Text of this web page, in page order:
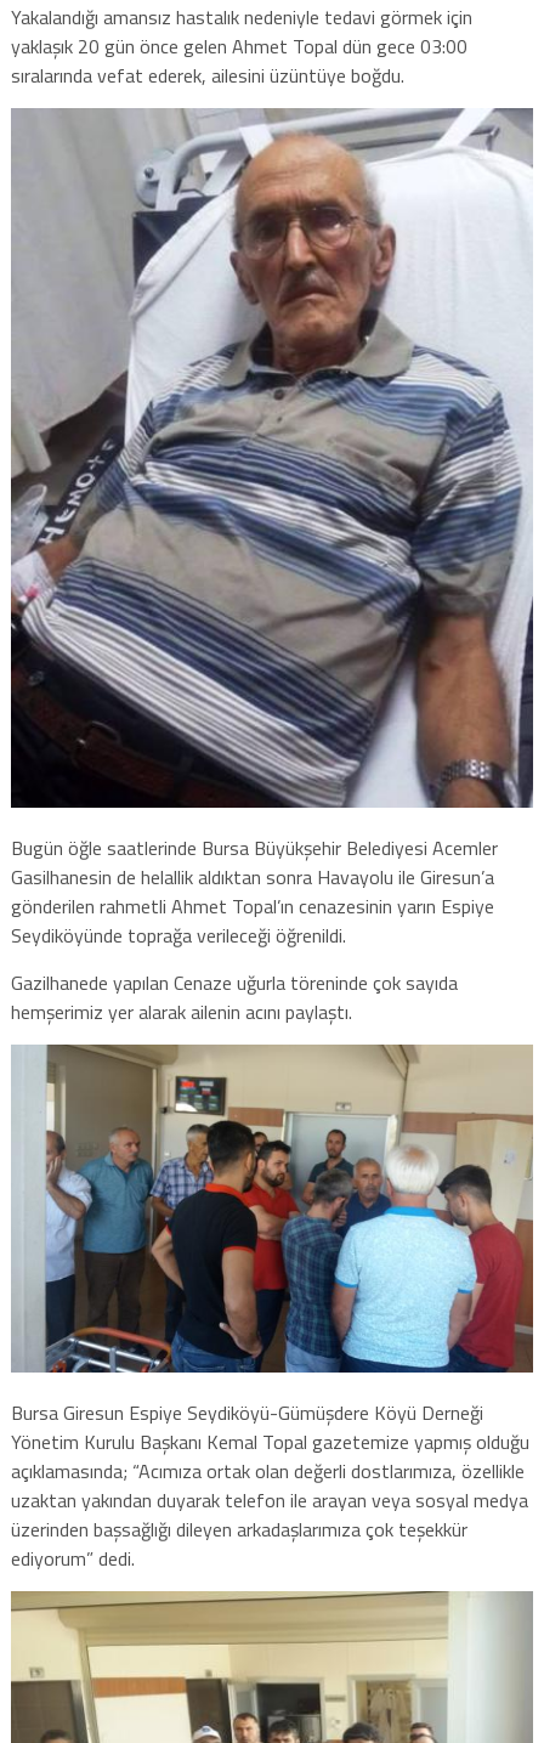
Yakalandığı amansız hastalık nedeniyle tedavi görmek için
yaklaşık 20 gün önce gelen Ahmet Topal dün gece 03:00
sıralarında vefat ederek, ailesini üzüntüye boğdu.
Bugün öğle saatlerinde Bursa Büyükşehir Belediyesi Acemler
Gasilhanesin de helallik aldıktan sonra Havayolu ile Giresun’a
gönderilen rahmetli Ahmet Topal’ın cenazesinin yarın Espiye
Seydiköyünde toprağa verileceği öğrenildi.
Gazilhanede yapılan Cenaze uğurla töreninde çok sayıda
hemşerimiz yer alarak ailenin acını paylaştı.
Bursa Giresun Espiye Seydiköyü-Gümüşdere Köyü Derneği
Yönetim Kurulu Başkanı Kemal Topal gazetemize yapmış olduğu
açıklamasında; “Acımıza ortak olan değerli dostlarımıza, özellikle
uzaktan yakından duyarak telefon ile arayan veya sosyal medya
üzerinden başsağlığı dileyen arkadaşlarımıza çok teşekkür
ediyorum” dedi.